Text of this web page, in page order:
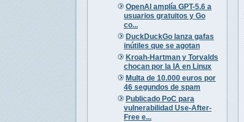
OpenAI amplía GPT-5.6 a
usuarios gratuitos y Go
co...
DuckDuckGo lanza gafas
inútiles que se agotan
Kroah-Hartman y Torvalds
chocan por la IA en Linux
Multa de 10.000 euros por
46 segundos de spam
Publicado PoC para
vulnerabilidad Use-After-
Free e...